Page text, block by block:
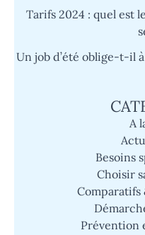
Tarifs 2024 : quel est
Un job d’été oblige-t-il
A
Besoins
Choisir
Comparatifs
Prévention